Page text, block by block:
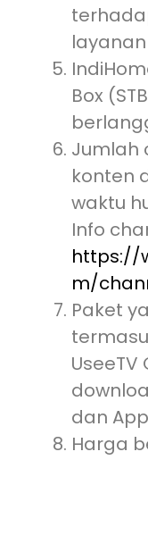
Box
Jumlah
konten
waktu
Info
https://
m/
Paket
dan
Harga